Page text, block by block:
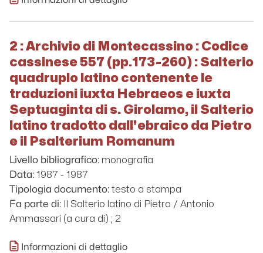
2 : Archivio di Montecassino : Codice
cassinese 557 (pp.173-260) : Salterio
quadruplo latino contenente le
traduzioni iuxta Hebraeos e iuxta
Septuaginta di s. Girolamo, il Salterio
latino tradotto dall'ebraico da Pietro
e il Psalterium Romanum
Livello bibliografico: monografia
Data: 1987 - 1987
Tipologia documento: testo a stampa
Fa parte di: Il Salterio latino di Pietro / Antonio
Ammassari (a cura di) ; 2
Informazioni di dettaglio